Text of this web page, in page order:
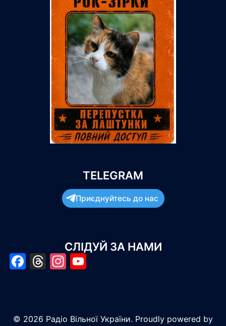
TELEGRAM
Приєднуйтесь до нас
СЛІДУЙ ЗА НАМИ
Facebook
Threads
Instagram
© 2026 Радіо Вільної України. Proudly powered by